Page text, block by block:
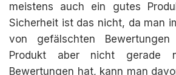
meistens auch ein gutes
Sicherheit ist das nicht, da man
von gefälschten
Produkt aber nicht gerade
Bewertungen hat, kann man